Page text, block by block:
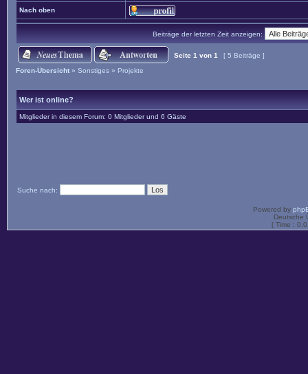
Nach oben
Beiträge der letzten Zeit anzeigen:
Seite 1 von 1
[ 5 Beiträge ]
Foren-Übersicht » Sonstiges » Projekte
Wer ist online?
Mitglieder in diesem Forum: 0 Mitglieder und 6 Gäste
Suche nach:
Powered by
Deutsche
[ Time :